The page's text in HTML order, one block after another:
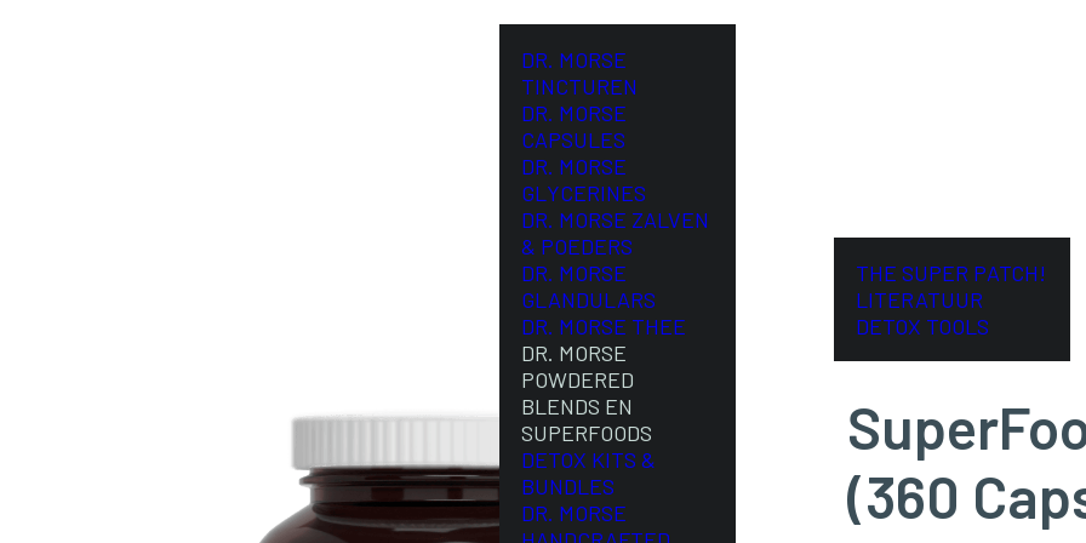
DR. MORSE
TINCTUREN
DR. MORSE
CAPSULES
DR. MORSE
GLYCERINES
DR. MORSE ZALVEN
& POEDERS
DR. MORSE
GLANDULARS
DR. MORSE THEE
DR. MORSE
POWDERED
BLENDS EN
SUPERFOODS
DETOX KITS &
BUNDLES
DR. MORSE
THE SUPER PATCH!
LITERATUUR
DETOX TOOLS
(360